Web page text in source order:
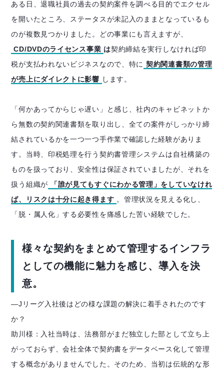
ある日、退職社員の過去の契約案件を調べる目的でエクセル
を開いたところ、ステータスが未記入のままとなっているも
のが複数見つかりました。どの事業にも言えますが、
CD/DVDのライセンス事業 は契約締結を実行しなければ印
税が支払われないビジネスなので、特に 契約関連書類の管理
が売上にダイレクトに影響 します。
「何かあってからじゃ遅い」と感じ、社内のキャビネットか
ら無数の契約関連書類を取り出し、全ての案件がしっかり締
結されているかを一つ一つ手作業で確認した経験がありま
す。当時、印税処理を行う契約書管理システムは自社構築の
ものを扱っており、安全性は保証されていましたが、それを
扱う組織が
「誰が見てもすぐにわかる管理」をしていなけれ
ば、リスクは十分に起き得ます 。管理状況を見える化し、
「脱・属人化」する必要性を痛感した苦い経験でした。
様々な契約をまとめて管理するインフラ
としての機能に魅力を感じ、導入を決
意。
―Jリーグ入社後はどの様な課題の解決に着手されたのです
か？
助川様：入社当時は、法務部がまだ独立した部として立ち上
がっておらず、会社全体で契約書をデータベース化して管理
する概念がありませんでした。そのため、当初は伝統的な形